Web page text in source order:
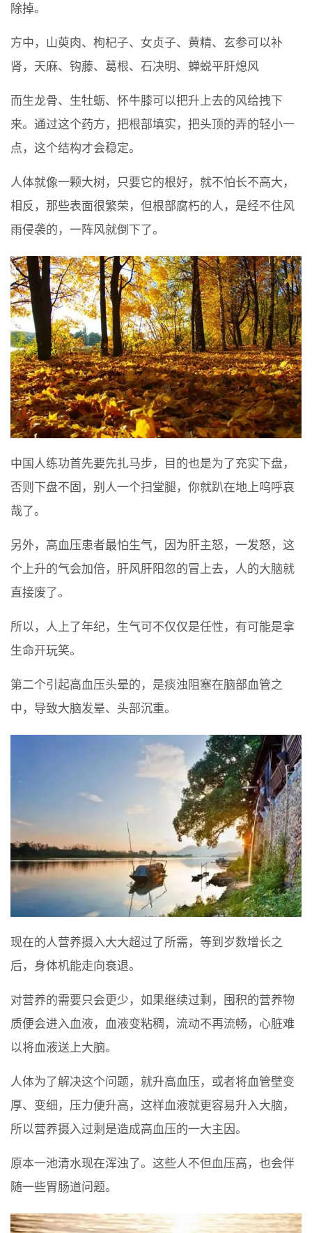
除掉。
方中，山萸肉、枸杞子、女贞子、黄精、玄参可以补
肾，天麻、钩藤、葛根、石决明、蝉蜕平肝熄风
而生龙骨、生牡蛎、怀牛膝可以把升上去的风给拽下
来。通过这个药方，把根部填实，把头顶的弄的轻小一
点，这个结构才会稳定。
人体就像一颗大树，只要它的根好，就不怕长不高大，
相反，那些表面很繁荣，但根部腐朽的人，是经不住风
雨侵袭的，一阵风就倒下了。
中国人练功首先要先扎马步，目的也是为了充实下盘，
否则下盘不固，别人一个扫堂腿，你就趴在地上呜呼哀
哉了。
另外，高血压患者最怕生气，因为肝主怒，一发怒，这
个上升的气会加倍，肝风肝阳忽的冒上去，人的大脑就
直接废了。
所以，人上了年纪，生气可不仅仅是任性，有可能是拿
生命开玩笑。
第二个引起高血压头晕的，是痰浊阻塞在脑部血管之
中，导致大脑发晕、头部沉重。
现在的人营养摄入大大超过了所需，等到岁数增长之
后，身体机能走向衰退。
对营养的需要只会更少，如果继续过剩，囤积的营养物
质便会进入血液，血液变粘稠，流动不再流畅，心脏难
以将血液送上大脑。
人体为了解决这个问题，就升高血压，或者将血管壁变
厚、变细，压力便升高，这样血液就更容易升入大脑，
所以营养摄入过剩是造成高血压的一大主因。
原本一池清水现在浑浊了。这些人不但血压高，也会伴
随一些胃肠道问题。